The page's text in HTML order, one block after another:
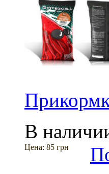
В
Цена: 85 грн